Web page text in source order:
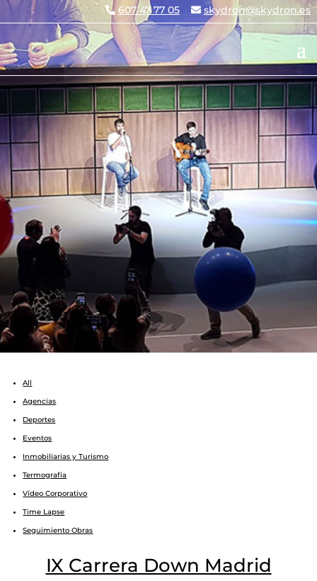
607 47 77 05 skydron@skydron.es
VÍDEOS
AÉREOS
CON
DRONES
PRODUCCIÓN,
EDICIÓN Y CON
EQUIPOS DE TIERRA
All
Agencias
Deportes
Eventos
Inmobiliarias y Turismo
Termografía
Vídeo Corporativo
Time Lapse
Seguimiento Obras
IX Carrera Down Madrid